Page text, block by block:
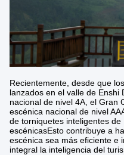
Recientemente, desde que
lanzados en el valle de Enshi
nacional de nivel 4A, el Gran
escénica nacional de nivel
de torniquetes inteligentes
escénicasEsto contribuye a
escénica sea más eficiente e
integral la inteligencia del